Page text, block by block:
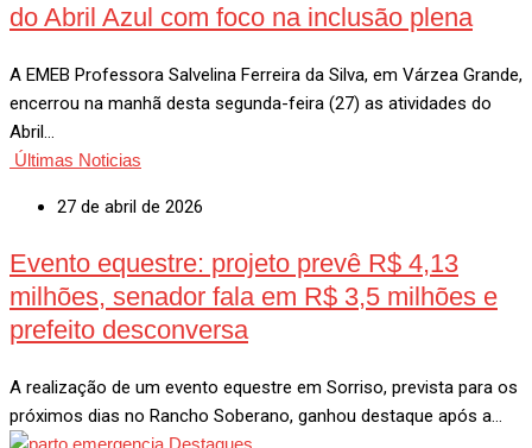
do Abril Azul com foco na inclusão plena
A EMEB Professora Salvelina Ferreira da Silva, em Várzea Grande,
encerrou na manhã desta segunda-feira (27) as atividades do
Abril…
Últimas Noticias
27 de abril de 2026
Evento equestre: projeto prevê R$ 4,13
milhões, senador fala em R$ 3,5 milhões e
prefeito desconversa
A realização de um evento equestre em Sorriso, prevista para os
próximos dias no Rancho Soberano, ganhou destaque após a…
Destaques